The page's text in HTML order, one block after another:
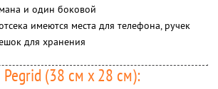
и один боковой
имеются места для телефона, ручек
для хранения
(38 см x 28 см):